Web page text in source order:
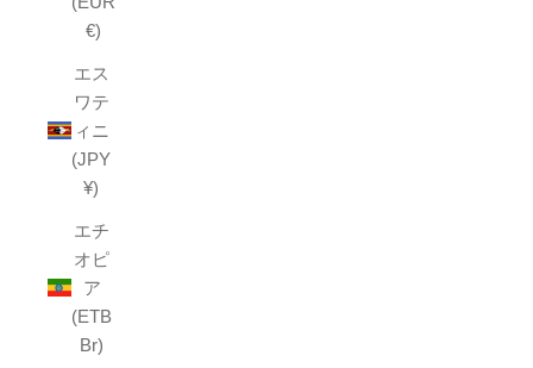
€)
エス
ワテ
ィニ
(JPY
¥)
エチ
オピ
ア
(ETB
Br)